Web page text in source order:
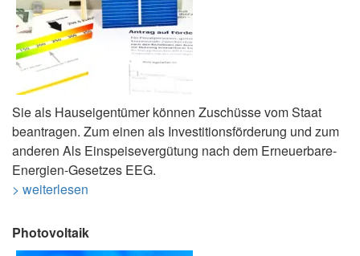
Sie als Hauseigentümer können Zuschüsse vom Staat
beantragen. Zum einen als Investitionsförderung und zum
anderen Als Einspeisevergütung nach dem Erneuerbare-
Energien-Gesetzes EEG.
> weiterlesen
Photovoltaik